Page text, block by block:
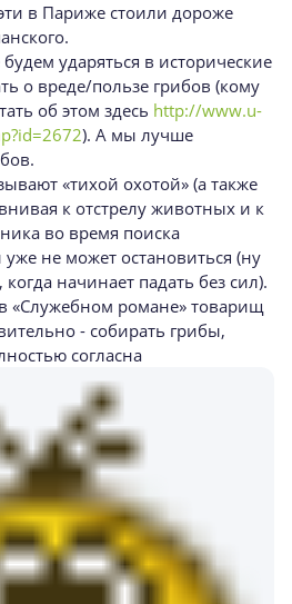
в Париже стоили дороже
ударяться в исторические
о вреде/пользе грибов (кому
об этом здесь http://www.u-
). А мы лучше
«тихой охотой» (а также
к отстрелу животных и к
во время поиска
уже не может остановиться (ну
когда начинает падать без сил).
«Служебном романе» товарищ
- собирать грибы,
согласна